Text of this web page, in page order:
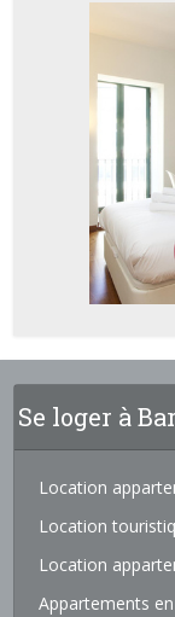
Se loger à
Location
Location
Location
Appartements